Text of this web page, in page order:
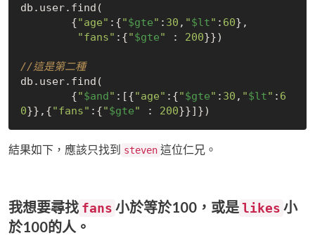
db.user.find(
	{
"age" :{"$gte" : 30 , "$lt" : 60},
"fans" :{"$gte" : 200}})
//這是第二種
db.user.find(
	{
"$and" :[{"age" :{"$gte" : 30 , "$lt" : 6
0}},{"fans" :{"$gte" : 200
結果如下，應該只找到 steven 這位仁兄。
我想要尋找 fans 小於等於100，或是likes 小
於100的人。